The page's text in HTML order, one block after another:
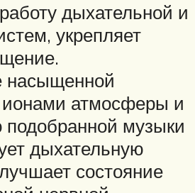
дыхательной и
укрепляет
насыщенной
атмосферы и
подобранной музыки
дыхательную
состояние